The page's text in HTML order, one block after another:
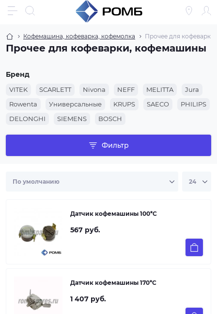
Кофемашина, кофеварка, кофемолка Прочее для
Прочее для кофеварки, кофемашины
Бренд
VITEK SCARLETT Nivona NEFF MELITTA
Jura
Rowenta
Универсальные KRUPS SAECO
PHILIPS
DELONGHI
SIEMENS BOSCH
Фильтр
Датчик кофемашины 100*С
567 руб.
Датчик кофемашины 170*С
1 407 руб.